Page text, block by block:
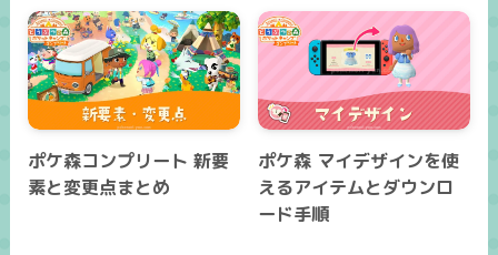
ポケ森コンプリート 新要
素と変更点まとめ
ポケ森 マイデザインを使
えるアイテムとダウンロ
ード手順